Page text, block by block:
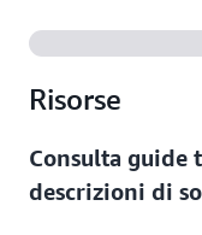
Risorse
Consulta guide
descrizioni di